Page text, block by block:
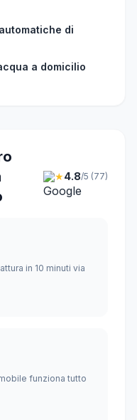
di
a domicilio
★4.8/5 (77)
in 10 minuti via
funziona tutto